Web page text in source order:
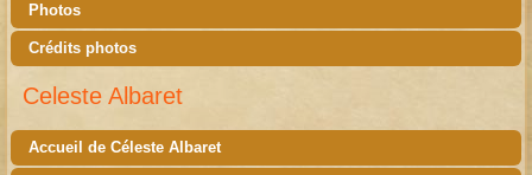
Photos
Crédits photos
Celeste Albaret
Accueil de Céleste Albaret